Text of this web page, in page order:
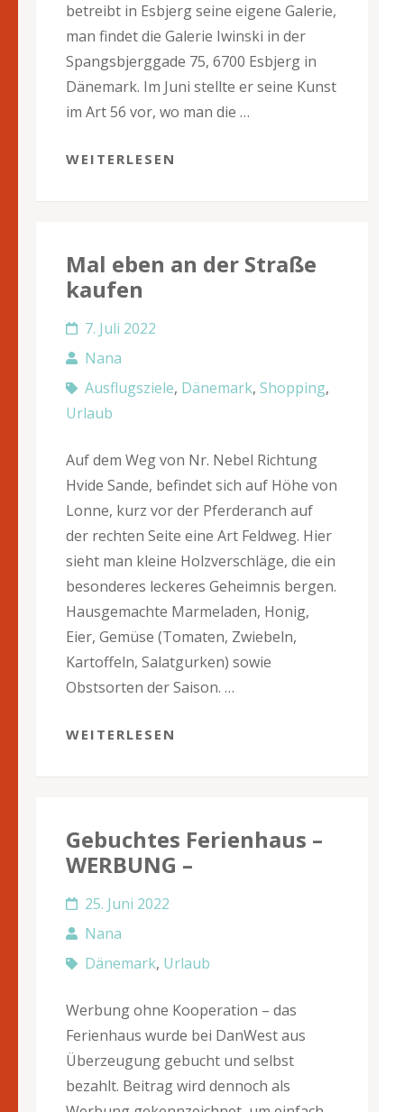
betreibt in Esbjerg seine eigene Galerie,
man findet die Galerie Iwinski in der
Spangsbjerggade 75, 6700 Esbjerg in
Dänemark. Im Juni stellte er seine Kunst
im Art 56 vor, wo man die …
WEITERLESEN
Mal eben an der Straße
kaufen
7. Juli 2022
Nana
Ausflugsziele, Dänemark, Shopping,
Urlaub
Auf dem Weg von Nr. Nebel Richtung
Hvide Sande, befindet sich auf Höhe von
Lonne, kurz vor der Pferderanch auf
der rechten Seite eine Art Feldweg. Hier
sieht man kleine Holzverschläge, die ein
besonderes leckeres Geheimnis bergen.
Hausgemachte Marmeladen, Honig,
Eier, Gemüse (Tomaten, Zwiebeln,
Kartoffeln, Salatgurken) sowie
Obstsorten der Saison. …
WEITERLESEN
Gebuchtes Ferienhaus –
WERBUNG –
25. Juni 2022
Nana
Dänemark, Urlaub
Werbung ohne Kooperation – das
Ferienhaus wurde bei DanWest aus
Überzeugung gebucht und selbst
bezahlt. Beitrag wird dennoch als